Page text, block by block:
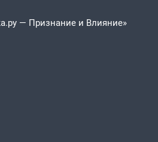
— Признание и Влияние»